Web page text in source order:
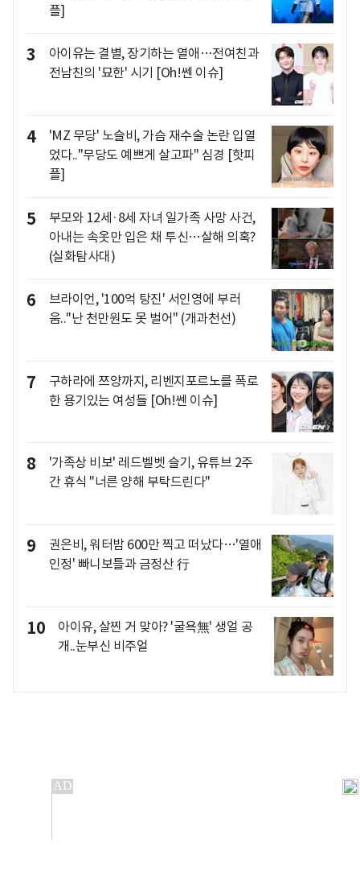
플]
3
아이유는 결별, 장기하는 열애…전여친과
전남친의 '묘한' 시기 [Oh!쎈 이슈]
4
'MZ 무당' 노슬비, 가슴 재수술 논란 입열
었다.."무당도 예쁘게 살고파" 심경 [핫피
플]
5
부모와 12세·8세 자녀 일가족 사망 사건,
아내는 속옷만 입은 채 투신…살해 의혹?
(실화탐사대)
6
브라이언, '100억 탕진' 서인영에 부러
움.."난 천만원도 못 벌어" (개과천선)
7
구하라에 쯔양까지, 리벤지포르노를 폭로
한 용기있는 여성들 [Oh!쎈 이슈]
8
'가족상 비보' 레드벨벳 슬기, 유튜브 2주
간 휴식 "너른 양해 부탁드린다"
9
권은비, 워터밤 600만 찍고 떠났다…'열애
인정' 빠니보틀과 금정산 行
10
아이유, 살찐 거 맞아? '굴욕無' 생얼 공
개..눈부신 비주얼